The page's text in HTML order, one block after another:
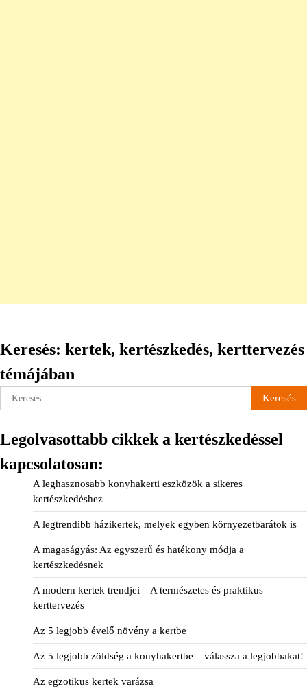
Keresés: kertek, kertészkedés, kerttervezés
témájában
Keresés:
Legolvasottabb cikkek a kertészkedéssel
kapcsolatosan:
A leghasznosabb konyhakerti eszközök a sikeres
kertészkedéshez
A legtrendibb házikertek, melyek egyben környezetbarátok is
A magaságyás: Az egyszerű és hatékony módja a
kertészkedésnek
A modern kertek trendjei – A természetes és praktikus
kerttervezés
Az 5 legjobb évelő növény a kertbe
Az 5 legjobb zöldség a konyhakertbe – válassza a legjobbakat!
Az egzotikus kertek varázsa